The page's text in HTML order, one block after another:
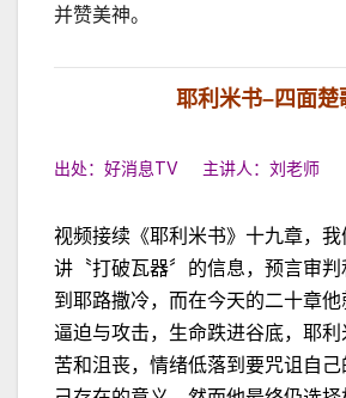
并赞美神。
耶利米书–四面楚
出处：好消息TV 主讲人：刘老师
视频接续《耶利米书》十九章，
讲〝打破瓦器〞的信息，预言审
到耶路撒冷，而在今天的二十章
逼迫与攻击，生命跌进谷底，耶
苦和沮丧，情绪低落到要咒诅自